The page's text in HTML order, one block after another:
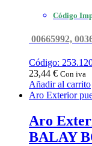
Código
00665992,
Código:
23,44 € Con iva
Añadir al carrito
Aro Exterior
Aro
BALAY